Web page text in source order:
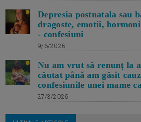
Depresia postnatala sau
dragoste, emotii,
- confesiuni
9/6/2026
Nu am vrut să renunț la
căutat până am găsit
confesiunile unei mame
27/3/2026